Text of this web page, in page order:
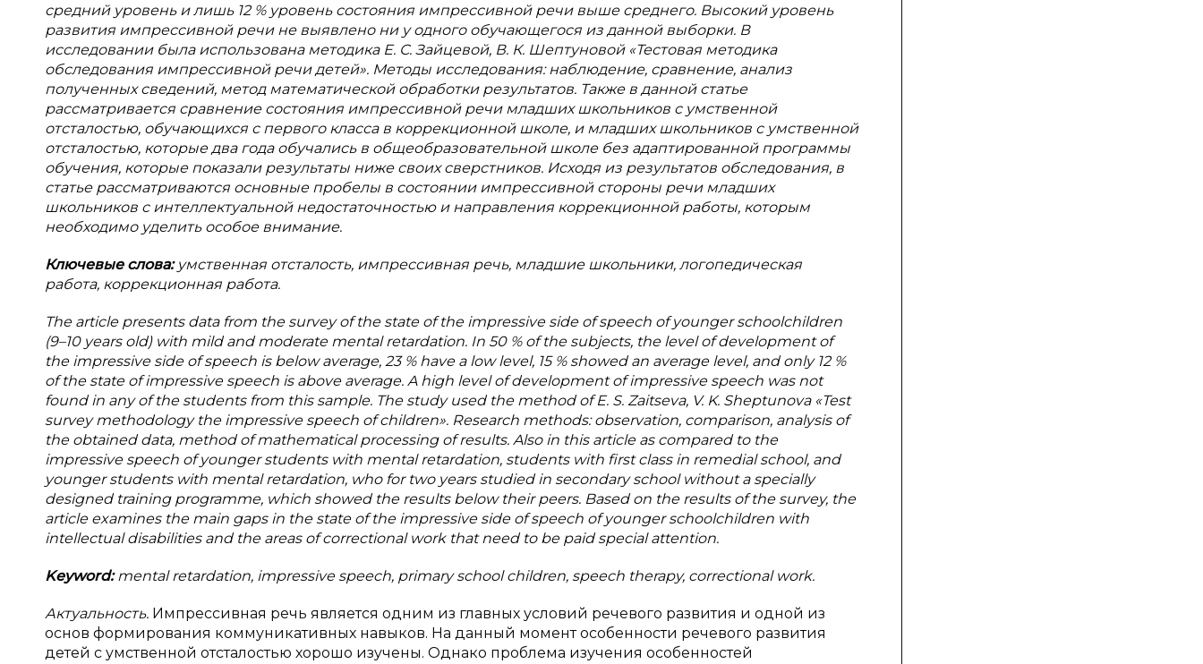
средний уровень и лишь 12 % уровень состояния импрессивной речи выше среднего. Высокий уровень
развития импрессивной речи не выявлено ни у одного обучающегося из данной выборки. В
исследовании была использована методика Е. С. Зайцевой, В. К. Шептуновой «Тестовая методика
обследования импрессивной речи детей». Методы исследования: наблюдение, сравнение, анализ
полученных сведений, метод математической обработки результатов. Также в данной статье
рассматривается сравнение состояния импрессивной речи младших школьников с умственной
отсталостью, обучающихся с первого класса в коррекционной школе, и младших школьников с умственной
отсталостью, которые два года обучались в общеобразовательной школе без адаптированной программы
обучения, которые показали результаты ниже своих сверстников. Исходя из результатов обследования, в
статье рассматриваются основные пробелы в состоянии импрессивной стороны речи младших
школьников с интеллектуальной недостаточностью и направления коррекционной работы, которым
необходимо уделить особое внимание.
Ключевые слова: умственная отсталость, импрессивная речь, младшие школьники, логопедическая
работа, коррекционная работа.
The article presents data from the survey of the state of the impressive side of speech of younger schoolchildren
(9–10 years old) with mild and moderate mental retardation. In 50 % of the subjects, the level of development of
the impressive side of speech is below average, 23 % have a low level, 15 % showed an average level, and only 12 %
of the state of impressive speech is above average. A high level of development of impressive speech was not
found in any of the students from this sample. The study used the method of E. S. Zaitseva, V. K. Sheptunova «Test
survey methodology the impressive speech of children». Research methods: observation, comparison, analysis of
the obtained data, method of mathematical processing of results. Also in this article as compared to the
impressive speech of younger students with mental retardation, students with first class in remedial school, and
younger students with mental retardation, who for two years studied in secondary school without a specially
designed training programme, which showed the results below their peers. Based on the results of the survey, the
article examines the main gaps in the state of the impressive side of speech of younger schoolchildren with
intellectual disabilities and the areas of correctional work that need to be paid special attention.
Keyword:mental retardation, impressive speech, primary school children, speech therapy, correctional work.
Актуальность. Импрессивная речь является одним из главных условий речевого развития и одной из
основ формирования коммуникативных навыков. На данный момент особенности речевого развития
детей с умственной отсталостью хорошо изучены. Однако проблема изучения особенностей